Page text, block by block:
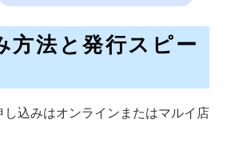
方法と発行スピー
し込みはオンラインまたはマルイ店